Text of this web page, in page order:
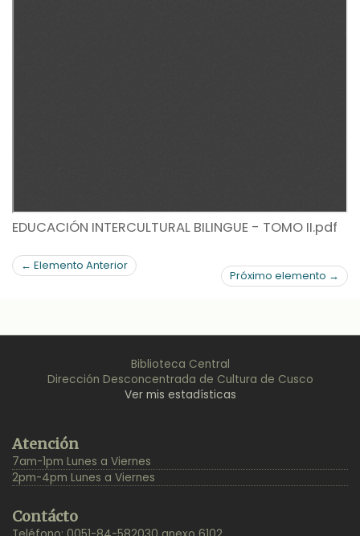
EDUCACIÓN INTERCULTURAL BILINGUE - TOMO II.pdf
← Elemento Anterior
Próximo elemento →
Biblioteca Central
Dirección Desconcentrada de Cultura de Cusco
Ver mis estadísticas
Top
Atención
7am-1pm Lunes a Viernes
2pm-4pm Lunes a Viernes
Contácto